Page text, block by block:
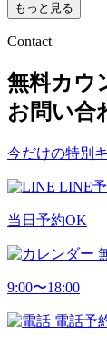
もっと見る
Contact
無料カウ
お問い合
今だけの特別
LINE
当日予約OK
9:00〜18:00
電話予